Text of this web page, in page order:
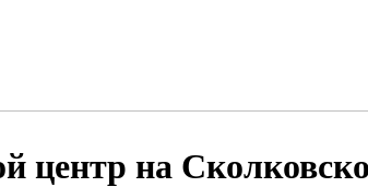
центр на